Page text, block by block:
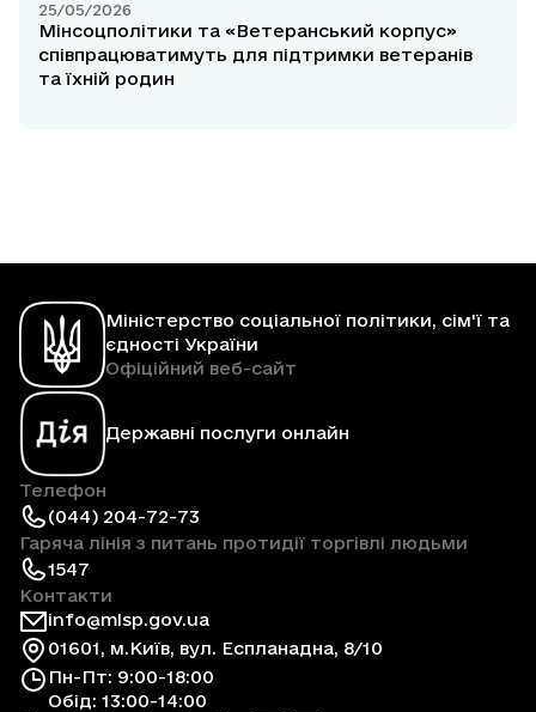
25/05/2026
Мінсоцполітики та «Ветеранський корпус»
співпрацюватимуть для підтримки ветеранів
та їхній родин
Міністерство соціальної політики, сім'ї та
єдності України
Офіційний веб-сайт
Державні послуги онлайн
Телефон
(044) 204-72-73
Гаряча лінія з питань протидії торгівлі людьми
1547
Контакти
info@mlsp.gov.ua
01601, м.Київ, вул. Еспланадна, 8/10
Пн-Пт: 9:00-18:00
Обід: 13:00-14:00